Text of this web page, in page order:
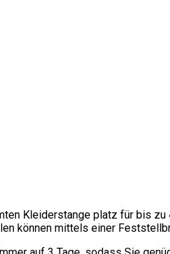
Kleiderstange platz für bis
können mittels einer